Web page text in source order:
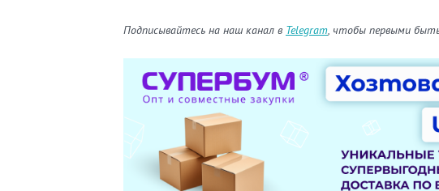
Подписывайтесь на наш канал в Telegram, чтобы первыми